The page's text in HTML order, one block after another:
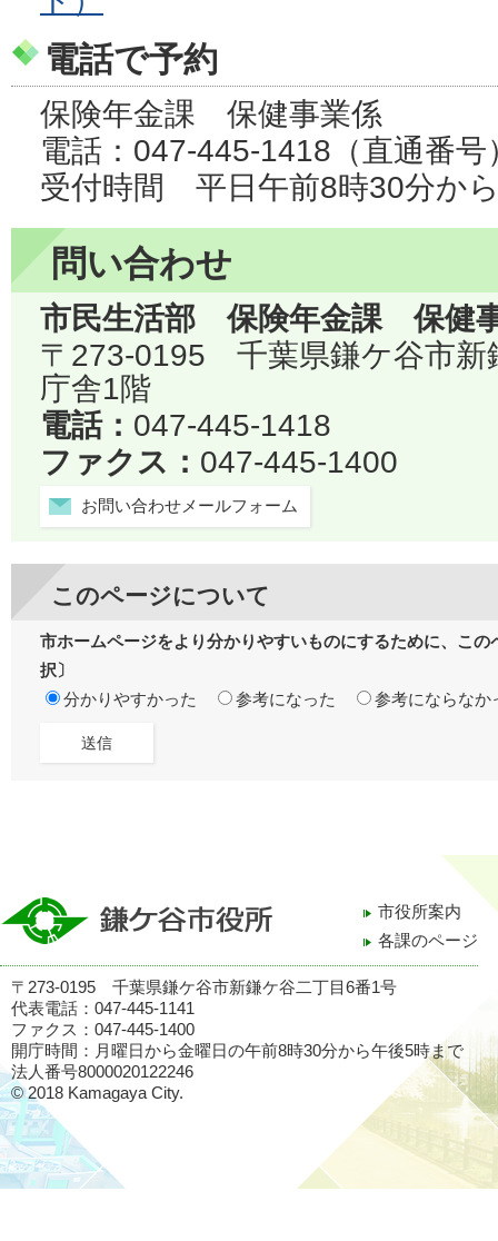
電話で予約
保険年金課 保健事業係
電話：047-445-1418（直通番号
受付時間 平日午前8時30分か
問い合わせ
市民生活部 保険年金課 保健
〒273-0195 千葉県鎌ケ谷市
庁舎1階
電話： 047-445-1418
ファクス： 047-445-1400
お問い合わせメールフォーム
このページについて
市ホームページをより分かりやすいものにするために、こ
択〕
分かりやすかった
参考になった 参考にならなか
市役所案内
各課のページ
〒273-0195 千葉県鎌ケ谷市新鎌ケ谷二丁目6番1号
代表電話：047-445-1141
ファクス：047-445-1400
開庁時間：月曜日から金曜日の午前8時30分から午後5時まで
法人番号8000020122246
© 2018 Kamagaya City.